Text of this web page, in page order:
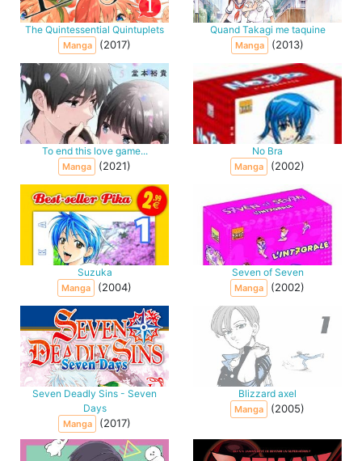
The Quintessential Quintuplets
Manga (2017)
Quand Takagi me taquine
Manga (2013)
To end this love game...
Manga (2021)
No Bra
Manga (2002)
Suzuka
Manga (2004)
Seven of Seven
Manga (2002)
Seven Deadly Sins - Seven
Days
Manga (2017)
Blizzard axel
Manga (2005)